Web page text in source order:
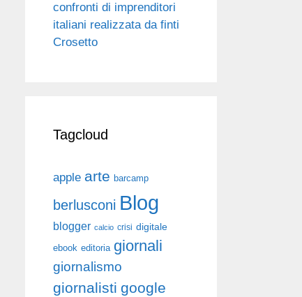
confronti di imprenditori
italiani realizzata da finti
Crosetto
Tagcloud
apple arte barcamp
berlusconi Blog
blogger calcio crisi digitale
ebook editoria giornali
giornalismo
giornalisti google